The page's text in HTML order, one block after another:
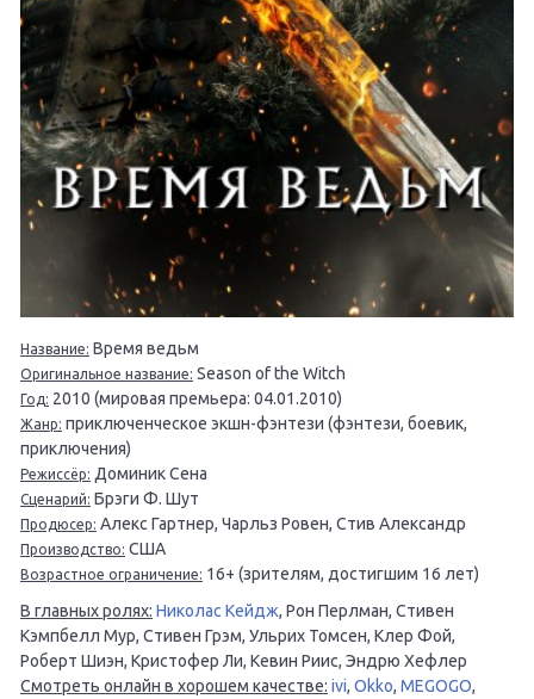
Название: Время ведьм
Оригинальное название: Season of the Witch
Год: 2010 (мировая премьера: 04.01.2010)
Жанр: приключенческое экшн-фэнтези (фэнтези, боевик,
приключения)
Режиссёр: Доминик Сена
Сценарий: Брэги Ф. Шут
Продюсер: Алекс Гартнер, Чарльз Ровен, Стив Александр
Производство: США
Возрастное ограничение: 16+ (зрителям, достигшим 16 лет)
В главных ролях: Николас Кейдж, Рон Перлман, Стивен
Кэмпбелл Мур, Стивен Грэм, Ульрих Томсен, Клер Фой,
Роберт Шиэн, Кристофер Ли, Кевин Риис, Эндрю Хефлер
Смотреть онлайн в хорошем качестве: ivi, Okko, MEGOGO,